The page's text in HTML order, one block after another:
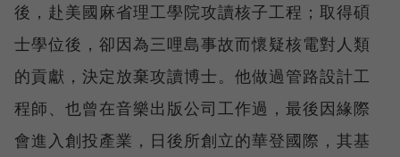
後，赴美國麻省理工學院攻讀核子工程；取得碩
士學位後，卻因為三哩島事故而懷疑核電對人類
的貢獻，決定放棄攻讀博士。他做過管路設計工
程師、也曾在音樂出版公司工作過，最後因緣際
會進入創投產業，日後所創立的華登國際，其基